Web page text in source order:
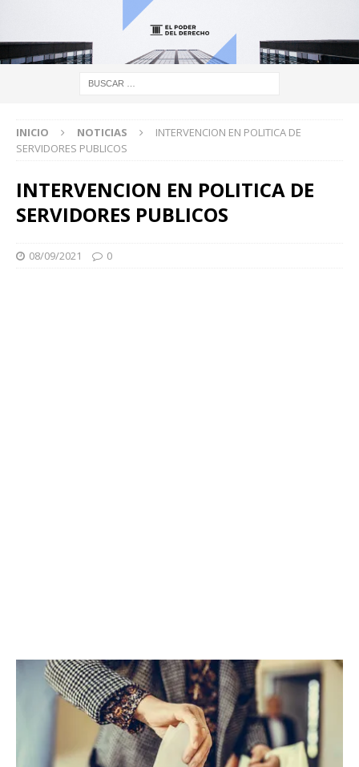
INICIO NOTICIAS
INTERVENCION EN POLITICA DE
SERVIDORES PUBLICOS
INTERVENCION EN POLITICA DE
SERVIDORES PUBLICOS
08/09/2021 0